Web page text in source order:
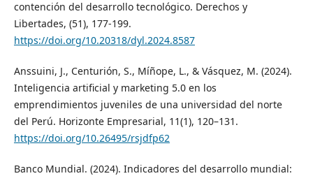
contención del desarrollo tecnológico. Derechos y
Libertades, (51), 177-199.
https://doi.org/10.20318/dyl.2024.8587
Anssuini, J., Centurión, S., Míñope, L., & Vásquez, M. (2024).
Inteligencia artificial y marketing 5.0 en los
emprendimientos juveniles de una universidad del norte
del Perú. Horizonte Empresarial, 11(1), 120–131.
https://doi.org/10.26495/rsjdfp62
Banco Mundial. (2024). Indicadores del desarrollo mundial: